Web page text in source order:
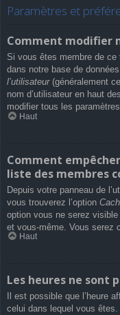
Paramètres et
Comment modifier
Si vous êtes membre de
dans notre base de
l’utilisateur(généralement
nom d’utilisateur en haut
modifier tous les
Haut
Comment
liste des membres
Depuis votre panneau de
vous trouverez l’option
option vous ne serez
et vous-même. Vous serez
Haut
Les heures ne sont
Il est possible que l’heure
celui dans lequel vous